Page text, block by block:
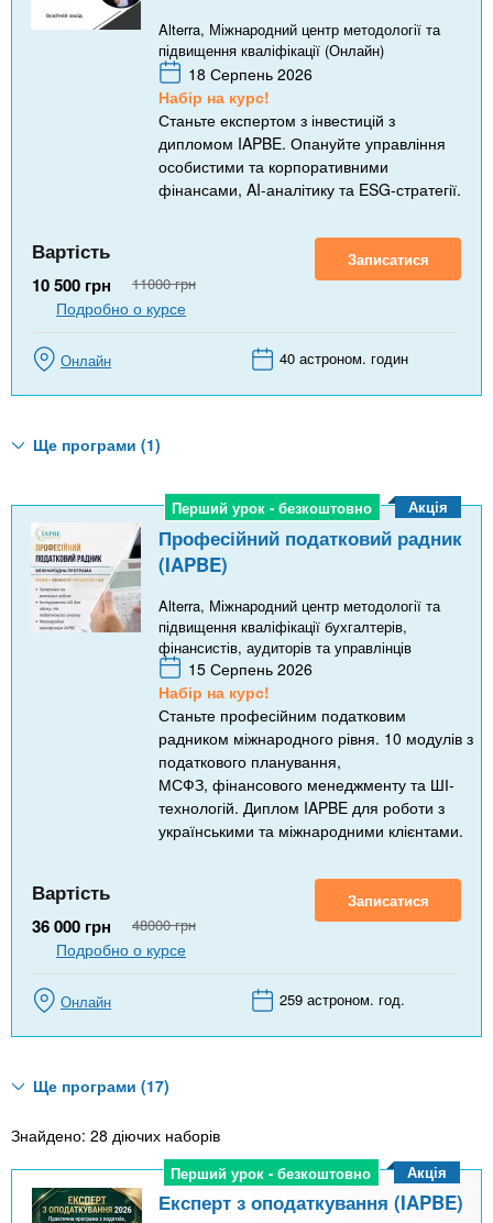
Alterra, Міжнародний центр методології та
підвищення кваліфікації (Онлайн)
18 Серпень 2026
Набір на курс!
Станьте експертом з інвестицій з
дипломом IAPBE. Опануйте управління
особистими та корпоративними
фінансами, AI-аналітику та ESG-стратегії.
Вартість
10 500 грн 11000 грн
Записатися
Подробно о курсе
Онлайн 40 астроном. годин
Ще програми (1)
Перший урок - безкоштовно
Перший урок - безкоштовно
Професійний податковий радник
(IAPBE)
Alterra, Міжнародний центр методології та
підвищення кваліфікації бухгалтерів,
фінансистів, аудиторів та управлінців
15 Серпень 2026
Набір на курс!
Станьте професійним податковим
радником міжнародного рівня. 10 модулів з
податкового планування,
МСФЗ, фінансового менеджменту та ШІ-
технологій. Диплом IAPBE для роботи з
українськими та міжнародними клієнтами.
Акція
Вартість
36 000 грн 48000 грн
Записатися
Подробно о курсе
Онлайн 259 астроном. год.
Ще програми (17)
Знайдено: 28 діючих наборів
Перший урок - безкоштовно
Перший урок - безкоштовно
Експерт з оподаткування (IAPBE)
Акція